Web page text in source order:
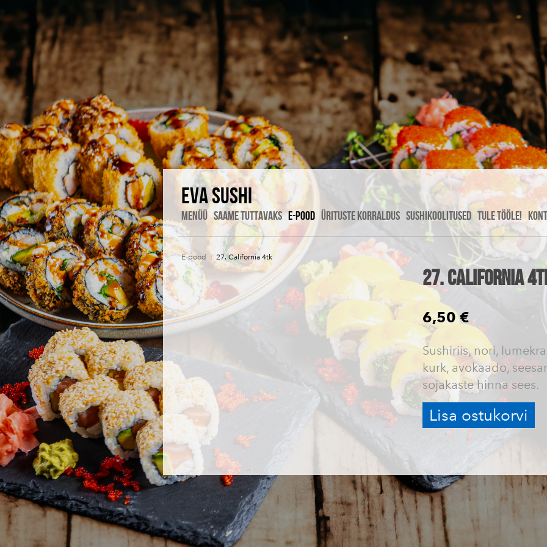
Eva Sushi
MENÜÜ SAAME TUTTAVAKS E-POOD ÜRITUSTE KORRALDUS SUSHIKOOLITUSED TULE TÖÖLE!
E-pood / 27. California 4tk
27. California
6,50 €
Sushiriis, nori,
kurk, avokaado,
sojakaste hinna sees.
Lisa ostukorvi